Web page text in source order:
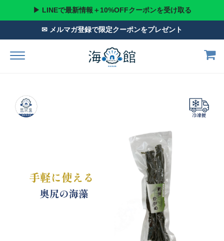
▶ LINEで最新情報＋10%OFFクーポンを受け取る
✉ メルマガ登録で限定クーポンをプレゼント